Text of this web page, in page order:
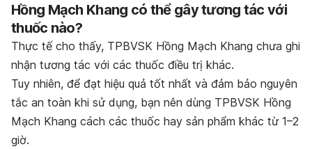
Hồng Mạch Khang có thể gây tương tác với
thuốc nào?
Thực tế cho thấy, TPBVSK Hồng Mạch Khang chưa ghi
nhận tương tác với các thuốc điều trị khác.
Tuy nhiên, để đạt hiệu quả tốt nhất và đảm bảo nguyên
tắc an toàn khi sử dụng, bạn nên dùng TPBVSK Hồng
Mạch Khang cách các thuốc hay sản phẩm khác từ 1–2
giờ.